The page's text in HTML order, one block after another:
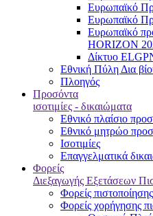
Ευρωπαϊκό
Ευρωπαϊκό
Ευρωπαϊκό
HORIZON
Δίκτυο
Εθνική Πύλη Δια
Πλοηγός
Προσόντα
ισοτιμίες - δικαιώματα
Εθνικό πλαίσιο
Εθνικό μητρώο
Ισοτιμίες
Επαγγελματικά
Φορείς
Διεξαγωγής Εξετάσεων
Φορείς
Φορείς χορήγησης